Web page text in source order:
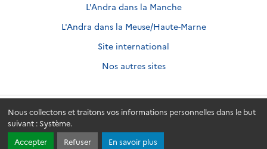
Nous collectons et traitons vos informations personnelles dans le but
suivant : Système.
Accepter
Refuser En savoir plus
L'Andra dans la Manche
L'Andra dans la Meuse/Haute-Marne
Site international
Nos autres sites
Andra.fr © 2026 - Andra. Tous droits réservés.